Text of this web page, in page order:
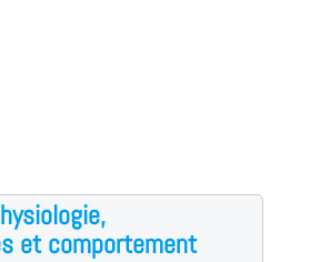
et comportement